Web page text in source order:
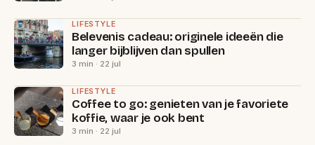
LIFESTYLE
Belevenis cadeau: originele ideeën die
langer bijblijven dan spullen
3 min · 22 jul
LIFESTYLE
Coffee to go: genieten van je favoriete
koffie, waar je ook bent
3 min · 22 jul